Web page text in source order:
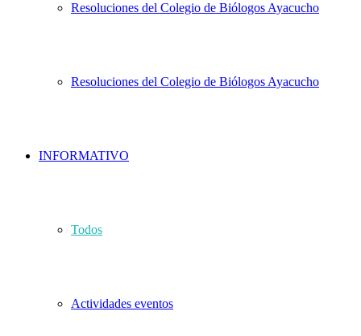
Resoluciones del Colegio de Biólogos Ayacucho
Resoluciones del Colegio de Biólogos Ayacucho
INFORMATIVO
Todos
Actividades eventos